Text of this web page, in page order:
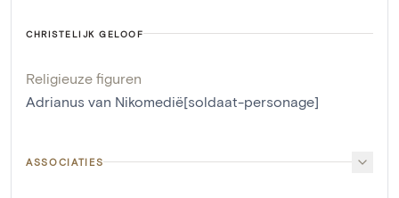
CHRISTELIJK GELOOF
Religieuze figuren
Adrianus van Nikomedië[soldaat-personage]
ASSOCIATIES